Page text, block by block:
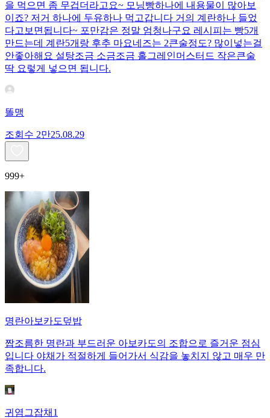
을 먹으면 좀 무겁더라고요~ 모닝빵하나에 내용물이 많아보
이죠? 저거 하나에 두유하나 먹고갑니다 거의 계란하나 들었
다고보면됩니다~ 포만감은 정말 엄청나구요 레시피는 빵5개
만드는데 계란5개랑 후추 마요네즈는 2큰술정도? 많이넣는걸
안좋아해요 설탕조금 소금조금 홀그레인머스터드 작은큰술
딱 요렇게 넣으면 됩니다.
똘맹
조회수 2만25.08.29
999+
명란아보카도덮밥
짭조름한 명란과 부드러운 아보카도의 조합으로 즐거운 점심
입니다 야채가 적절하게 들어가서 식감을 놓치지 않고 매우 만
족합니다.
귀염그잡채1